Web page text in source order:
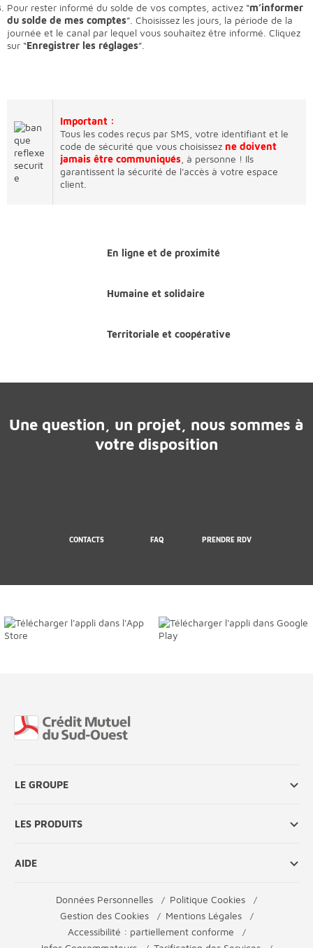
Pour rester informé du solde de vos comptes, activez “m’informer
du solde de mes comptes”. Choisissez les jours, la période de la
journée et le canal par lequel vous souhaitez être informé. Cliquez
sur “Enregistrer les réglages”.
Important :
Tous les codes reçus par SMS, votre identifiant et le
code de sécurité que vous choisissez ne doivent
jamais être communiqués , à personne ! Ils
garantissent la sécurité de l'accès à votre espace
client.
En ligne et de proximité
Humaine et solidaire
Territoriale et coopérative
Une question, un projet, nous sommes à
votre disposition
CONTACTS FAQ PRENDRE RDV
LE GROUPE
LES PRODUITS
AIDE
Données Personnelles
Politique Cookies
Gestion des Cookies
Mentions Légales
Accessibilité : partiellement conforme
Fin de page